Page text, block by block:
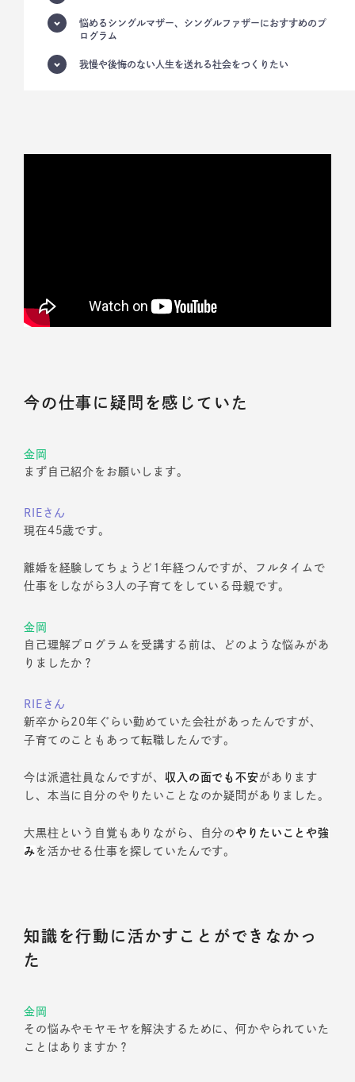
悩めるシングルマザー、シングルファザーにおすすめのプ
ログラム
我慢や後悔のない人生を送れる社会をつくりたい
今の仕事に疑問を感じていた
金岡
まず自己紹介をお願いします。
RIEさん
現在45歳です。
離婚を経験してちょうど1年経つんですが、フルタイムで
仕事をしながら3人の子育てをしている母親です。
金岡
自己理解プログラムを受講する前は、どのような悩みがあ
りましたか？
RIEさん
新卒から20年ぐらい勤めていた会社があったんですが、
子育てのこともあって転職したんです。
今は派遣社員なんですが、収入の面でも不安があります
し、本当に自分のやりたいことなのか疑問がありました。
大黒柱という自覚もありながら、自分のやりたいことや強
み を活かせる仕事を探していたんです。
知識を行動に活かすことができなかっ
た
金岡
その悩みやモヤモヤを解決するために、何かやられていた
ことはありますか？